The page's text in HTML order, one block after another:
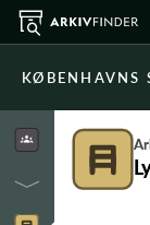
KØBENHAVNS